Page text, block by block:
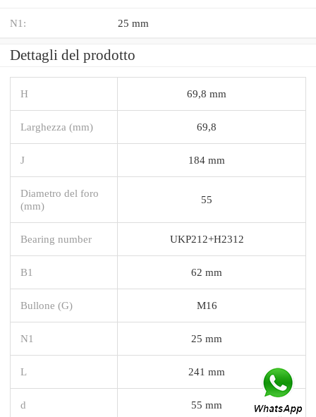
N1: 25 mm
Dettagli del prodotto
H 69,8 mm
Larghezza (mm) 69,8
J 184 mm
Diametro del foro
(mm)
55
Bearing number UKP212+H2312
B1 62 mm
Bullone (G) M16
N1 25 mm
L 241 mm
d 55 mm